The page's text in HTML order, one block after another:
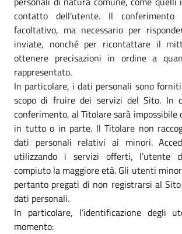
contatto dell’utente. Il
facoltativo, ma necessario per
inviate, nonché per ricontattare il
ottenere precisazioni in ordine a
rappresentato.
In particolare, i dati personali sono
scopo di fruire dei servizi del Sito. In
conferimento, al Titolare sarà
in tutto o in parte. Il Titolare non
dati personali relativi ai minori.
utilizzando i servizi offerti, l’utente
compiuto la maggiore età. Gli utenti
pertanto pregati di non registrarsi al
dati personali.
In particolare, l’identificazione degli
momento: